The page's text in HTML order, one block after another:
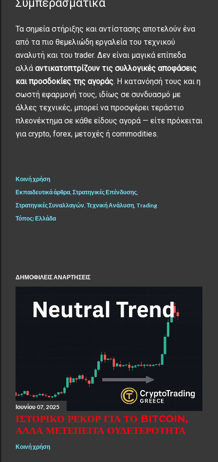
Συμπερασματικά
Τα σημεία στήριξης και αντίστασης αποτελούν ένα
από τα πιο θεμελιώδη εργαλεία του τεχνικού
αναλυτή και του trader. Δεν είναι μαγικά επίπεδα
αλλά αντικατοπτρίζουν τις συλλογικές αποφάσεις
και προσδοκίες της αγοράς. Η κατανόησή τους και η
σωστή εφαρμογή τους, ιδίως σε συνδυασμό με
άλλες τεχνικές, μπορεί να προσφέρει τεράστιο
πλεονέκτημα σε κάθε είδους αγορά — είτε πρόκειται
για crypto, forex, μετοχές ή commodities.
Κοινή χρήση
Εκπαιδευτικά άρθρα Στρατηγικές Επένδυσης
Στρατηγικές Συναλλαγών Τεχνική Ανάλυση Trading
Τόπος:Ελλάδα
ΔΗΜΟΦΙΛΕΊΣ ΑΝΑΡΤΉΣΕΙΣ
Ιουνίου 07, 2025
ΙΣΤΟΡΙΚΌ ΡΕΚΌΡ ΓΙΑ ΤΟ BITCOIN,
ΑΛΛΆ ΜΕΤΈΠΕΙΤΑ ΟΥΔΕΤΕΡΌΤΗΤΑ
Κοινή χρήση